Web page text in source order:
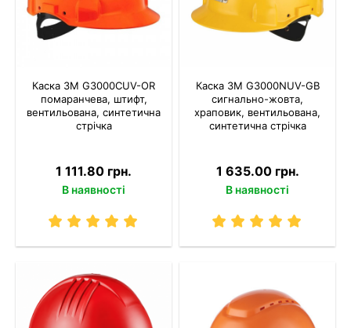
Каска 3M G3000CUV-OR
помаранчева, штифт,
вентильована, синтетична
стрічка
1 111.80 грн.
В наявності
Каска 3M G3000NUV-GB
сигнально-жовта,
храповик, вентильована,
синтетична стрічка
1 635.00 грн.
В наявності